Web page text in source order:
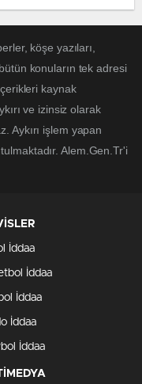
köşe yazıları,
konuların tek adresi
kaynak
ve izinsiz olarak
Aykırı işlem yapan
Alem.Gen.Tr'i
İddaa
İddaa
İddaa
İddaa
İddaa